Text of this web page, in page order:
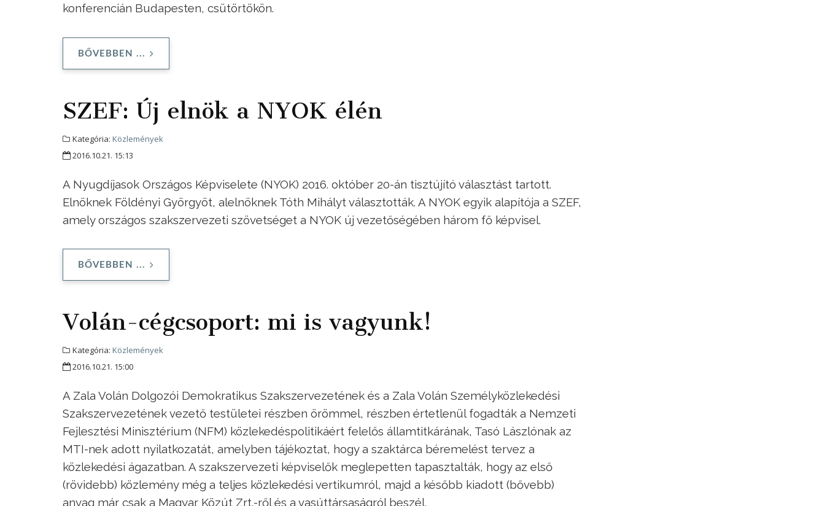
konferencián Budapesten, csütörtökön.
BŐVEBBEN ...
SZEF: Új elnök a NYOK élén
Kategória: Közlemények
2016.10.21. 15:13
A Nyugdíjasok Országos Képviselete (NYOK) 2016. október 20-án tisztújító választást tartott.
Elnöknek Földényi Györgyöt, alelnöknek Tóth Mihályt választották. A NYOK egyik alapítója a SZEF,
amely országos szakszervezeti szövetséget a NYOK új vezetőségében három fő képvisel.
BŐVEBBEN ...
Volán-cégcsoport: mi is vagyunk!
Kategória: Közlemények
2016.10.21. 15:00
A Zala Volán Dolgozói Demokratikus Szakszervezetének és a Zala Volán Személyközlekedési
Szakszervezetének vezető testületei részben örömmel, részben értetlenül fogadták a Nemzeti
Fejlesztési Minisztérium (NFM) közlekedéspolitikáért felelős államtitkárának, Tasó Lászlónak az
MTI-nek adott nyilatkozatát, amelyben tájékoztat, hogy a szaktárca béremelést tervez a
közlekedési ágazatban. A szakszervezeti képviselők meglepetten tapasztalták, hogy az első
(rövidebb) közlemény még a teljes közlekedési vertikumról, majd a később kiadott (bővebb)
anyag már csak a Magyar Közút Zrt.-ről és a vasúttársaságról beszél.